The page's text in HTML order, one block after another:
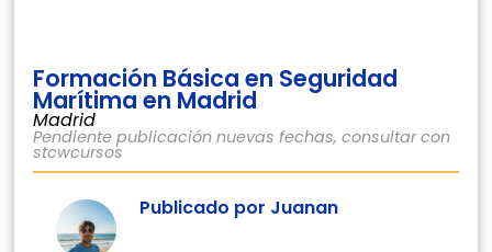
Formación Básica en Seguridad
Marítima en Madrid
Madrid
Pendiente publicación nuevas fechas, consultar con
stcwcursos
Publicado por Juanan